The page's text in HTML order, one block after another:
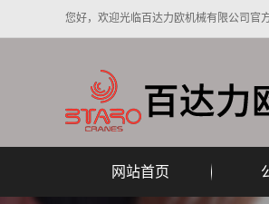
您好，欢迎光临百达力欧机械有限公司官
网站首页